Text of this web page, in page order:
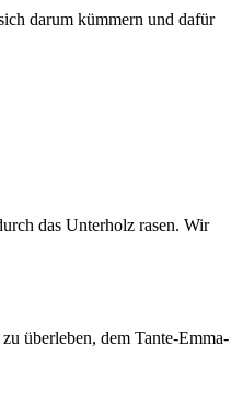
darum kümmern und dafür
das Unterholz rasen. Wir
überleben, dem Tante-Emma-